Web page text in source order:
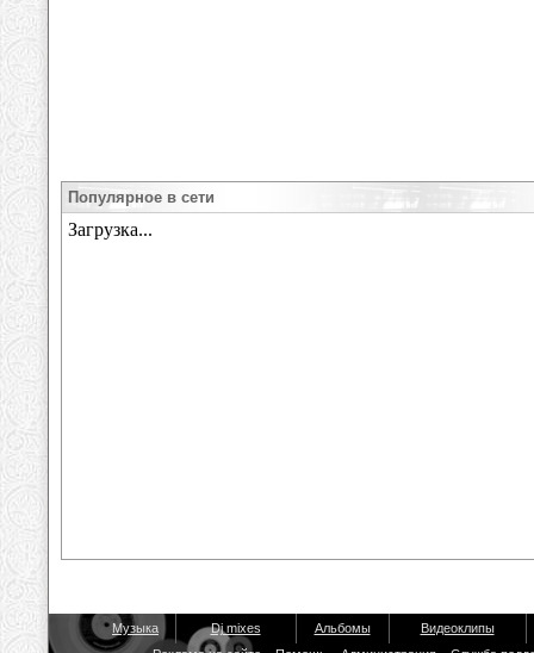
Популярное в сети
Музыка Dj mixes Альбомы
Видеоклипы